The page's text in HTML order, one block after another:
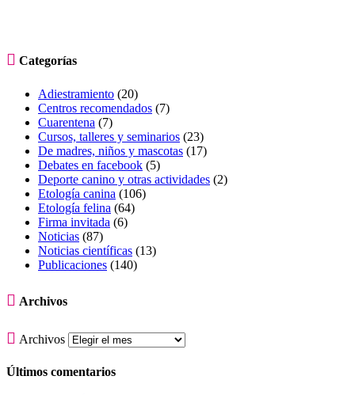
 Categorías
Adiestramiento (20)
Centros recomendados (7)
Cuarentena (7)
Cursos, talleres y seminarios (23)
De madres, niños y mascotas (17)
Debates en facebook (5)
Deporte canino y otras actividades (2)
Etología canina (106)
Etología felina (64)
Firma invitada (6)
Noticias (87)
Noticias científicas (13)
Publicaciones (140)
 Archivos
 Archivos
Últimos comentarios